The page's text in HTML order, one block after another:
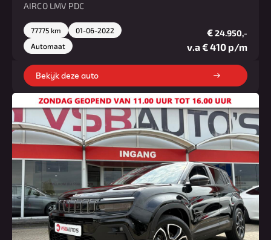
AIRCO LMV PDC
77775 km
01-06-2022
Automaat
€24.950,-
v.a € 410 p/m
Bekijk deze auto